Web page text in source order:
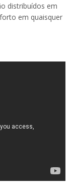
distribuídos em
em quaisquer